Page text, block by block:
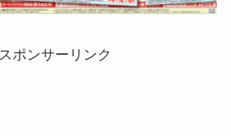
スポンサーリンク